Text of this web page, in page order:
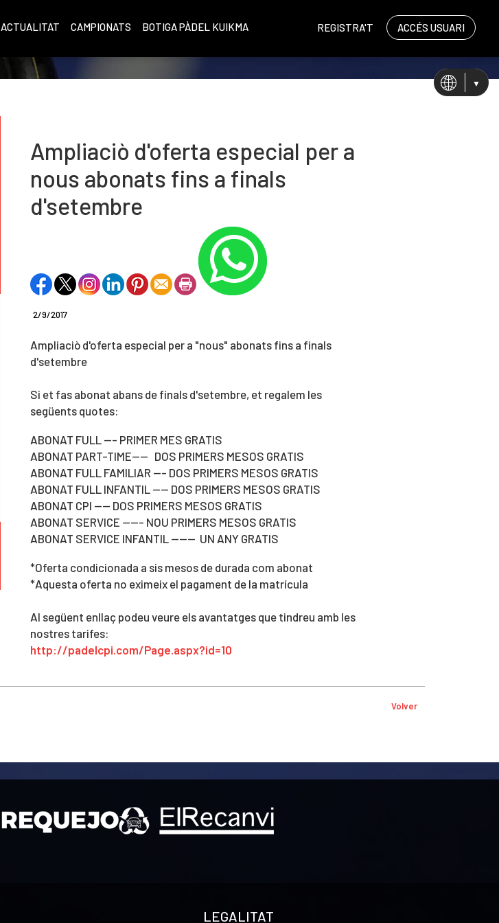
CA
REGISTRA'T ACCÉS USUARI
ACTUALITAT CAMPIONATS
BOTIGA PÀDEL KUIKMA
Ampliaciò d'oferta especial per a
nous abonats fins a finals
d'setembre
2/9/2017
Ampliaciò d'oferta especial per a "nous" abonats fins a finals
d'setembre
Si et fas abonat abans de finals d'setembre, et regalem les
següents quotes:
ABONAT FULL --- PRIMER MES GRATIS
ABONAT PART-TIME---- DOS PRIMERS MESOS GRATIS
ABONAT FULL FAMILIAR --- DOS PRIMERS MESOS GRATIS
ABONAT FULL INFANTIL ---- DOS PRIMERS MESOS GRATIS
ABONAT CPI ---- DOS PRIMERS MESOS GRATIS
ABONAT SERVICE ----- NOU PRIMERS MESOS GRATIS
ABONAT SERVICE INFANTIL ------ UN ANY GRATIS
*Oferta condicionada a sis mesos de durada com abonat
*Aquesta oferta no eximeix el pagament de la matrícula
Al següent enllaç podeu veure els avantatges que tindreu amb les
nostres tarifes:
http://padelcpi.com/Page.aspx?id=10
Volver
LEGALITAT